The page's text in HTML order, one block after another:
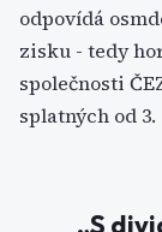
odpovídá
zisku - tedy
společnosti
splatných od 3.
„S